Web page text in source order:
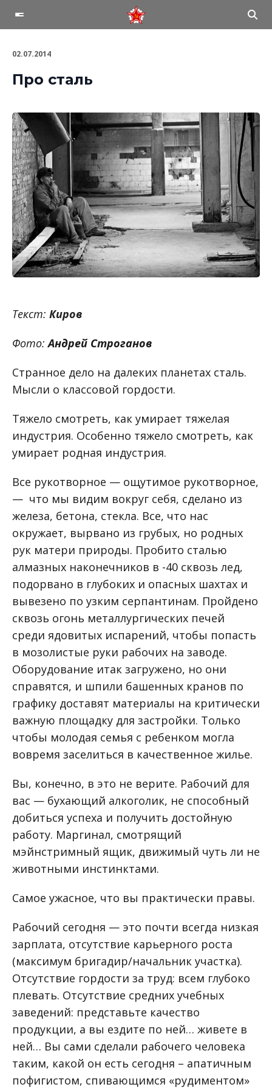
02.07.2014
Про сталь
Текст: Киров
Фото:Андрей Строганов
Странное дело на далеких планетах сталь.
Мысли о классовой гордости.
Тяжело смотреть, как умирает тяжелая
индустрия. Особенно тяжело смотреть, как
умирает родная индустрия.
Все рукотворное — ощутимое рукотворное,
— что мы видим вокруг себя, сделано из
железа, бетона, стекла. Все, что нас
окружает, вырвано из грубых, но родных
рук матери природы. Пробито сталью
алмазных наконечников в -40 сквозь лед,
подорвано в глубоких и опасных шахтах и
вывезено по узким серпантинам. Пройдено
сквозь огонь металлургических печей
среди ядовитых испарений, чтобы попасть
в мозолистые руки рабочих на заводе.
Оборудование итак загружено, но они
справятся, и шпили башенных кранов по
графику доставят материалы на критически
важную площадку для застройки. Только
чтобы молодая семья с ребенком могла
вовремя заселиться в качественное жилье.
Вы, конечно, в это не верите. Рабочий для
вас — бухающий алкоголик, не способный
добиться успеха и получить достойную
работу. Маргинал, смотрящий
мэйнстримный ящик, движимый чуть ли не
животными инстинктами.
Самое ужасное, что вы практически правы.
Рабочий сегодня — это почти всегда низкая
зарплата, отсутствие карьерного роста
(максимум бригадир/начальник участка).
Отсутствие гордости за труд: всем глубоко
плевать. Отсутствие средних учебных
заведений: представьте качество
продукции, а вы ездите по ней… живете в
ней… Вы сами сделали рабочего человека
таким, какой он есть сегодня – апатичным
пофигистом, спивающимся «рудиментом»